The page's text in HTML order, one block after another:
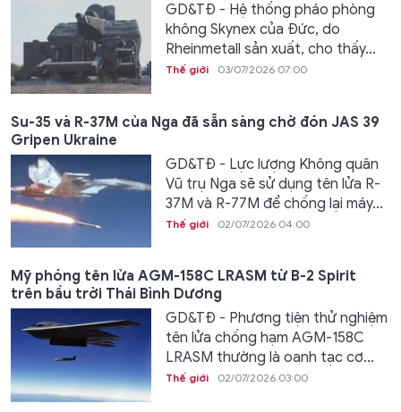
GD&TĐ - Hệ thống pháo phòng
không Skynex của Đức, do
Rheinmetall sản xuất, cho thấy...
Thế giới 03/07/2026 07:00
Su-35 và R-37M của Nga đã sẵn sàng chờ đón JAS 39
Gripen Ukraine
GD&TĐ - Lực lượng Không quân
Vũ trụ Nga sẽ sử dụng tên lửa R-
37M và R-77M để chống lại máy...
Thế giới 02/07/2026 04:00
Mỹ phóng tên lửa AGM-158C LRASM từ B-2 Spirit
trên bầu trời Thái Bình Dương
GD&TĐ - Phương tiện thử nghiệm
tên lửa chống hạm AGM-158C
LRASM thường là oanh tạc cơ...
Thế giới 02/07/2026 03:00